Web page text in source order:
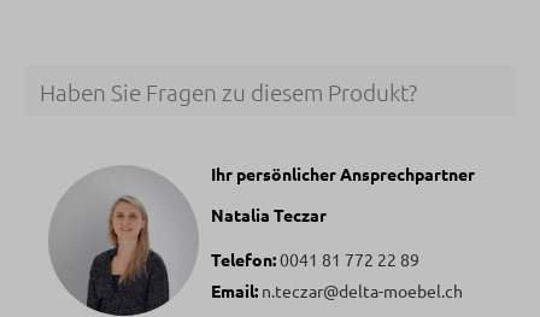
Haben Sie Fragen zu diesem Produkt?
Ihr persönlicher Ansprechpartner
Natalia Teczar
Telefon:0041 81 772 22 89
Email: n.teczar@delta-moebel.ch